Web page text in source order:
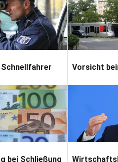
Vorsicht
bei Schließung